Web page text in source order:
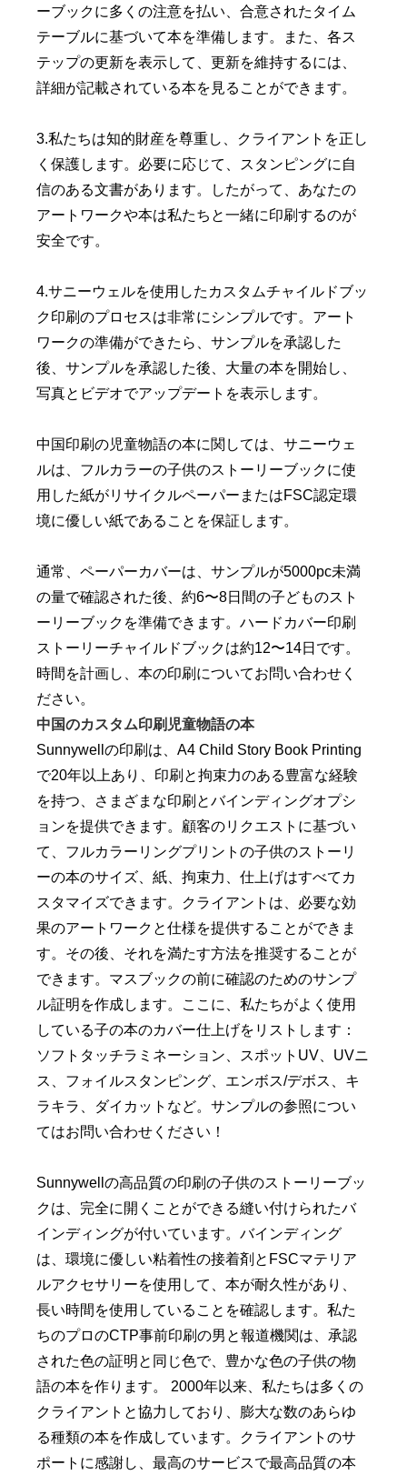
ーブックに多くの注意を払い、合意されたタイム
テーブルに基づいて本を準備します。また、各ス
テップの更新を表示して、更新を維持するには、
詳細が記載されている本を見る​​ことができます。
3.私たちは知的財産を尊重し、クライアントを正し
く保護します。必要に応じて、スタンピングに自
信のある文書があります。したがって、あなたの
アートワークや本は私たちと一緒に印刷するのが
安全です。
4.サニーウェルを使用したカスタムチャイルドブッ
ク印刷のプロセスは非常にシンプルです。アート
ワークの準備ができたら、サンプルを承認した
後、サンプルを承認した後、大量の本を開始し、
写真とビデオでアップデートを表示します。
中国印刷の児童物語の本に関しては、サニーウェ
ルは、フルカラーの子供のストーリーブックに使
用した紙がリサイクルペーパーまたはFSC認定環
境に優しい紙であることを保証します。
通常、ペーパーカバーは、サンプルが5000pc未満
の量で確認された後、約6〜8日間の子どものスト
ーリーブックを準備できます。ハードカバー印刷
ストーリーチャイルドブックは約12〜14日です。
時間を計画し、本の印刷についてお問い合わせく
ださい。
中国のカスタム印刷児童物語の本
Sunnywellの印刷は、A4 Child Story Book Printing
で20年以上あり、印刷と拘束力のある豊富な経験
を持つ、さまざまな印刷とバインディングオプシ
ョンを提供できます。顧客のリクエストに基づい
て、フルカラーリングプリントの子供のストーリ
ーの本のサイズ、紙、拘束力、仕上げはすべてカ
スタマイズできます。クライアントは、必要な効
果のアートワークと仕様を提供することができま
す。その後、それを満たす方法を推奨することが
できます。マスブックの前に確認のためのサンプ
ル証明を作成します。ここに、私たちがよく使用
している子の本のカバー仕上げをリストします：
ソフトタッチラミネーション、スポットUV、UVニ
ス、フォイルスタンピング、エンボス/デボス、キ
ラキラ、ダイカットなど。サンプルの参照につい
てはお問い合わせください！
Sunnywellの高品質の印刷の子供のストーリーブッ
クは、完全に開くことができる縫い付けられたバ
インディングが付いています。バインディング
は、環境に優しい粘着性の接着剤とFSCマテリア
ルアクセサリーを使用して、本が耐久性があり、
長い時間を使用していることを確認します。私た
ちのプロのCTP事前印刷の男と報道機関は、承認
された色の証明と同じ色で、豊かな色の子供の物
語の本を作ります。 2000年以来、私たちは多くの
クライアントと協力しており、膨大な数のあらゆ
る種類の本を作成しています。クライアントのサ
ポートに感謝し、最高のサービスで最高品質の本